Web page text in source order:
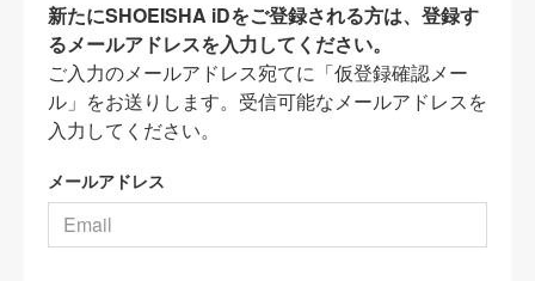
新たにSHOEISHA iDをご登録される方は、登録す
るメールアドレスを入力してください。
ご入力のメールアドレス宛てに「仮登録確認メー
ル」をお送りします。受信可能なメールアドレスを
入力してください。
メールアドレス